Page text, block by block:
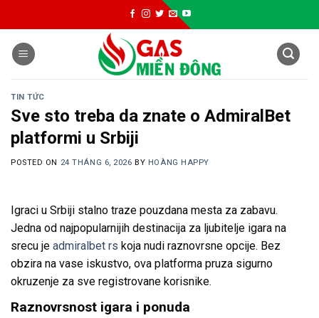
to
content
TIN TỨC
Sve sto treba da znate o AdmiralBet
platformi u Srbiji
POSTED ON 24 THÁNG 6, 2026 BY HOÀNG HAPPY
Igraci u Srbiji stalno traze pouzdana mesta za zabavu.
Jedna od najpopularnijih destinacija za ljubitelje igara na
srecu je admiralbet rs koja nudi raznovrsne opcije. Bez
obzira na vase iskustvo, ova platforma pruza sigurno
okruzenje za sve registrovane korisnike.
Raznovrsnost igara i ponuda